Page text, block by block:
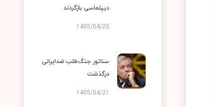
دیپلماسی بازگردند
1405/04/25
سناتور جنگ‌طلب ضدایرانی
درگذشت
1405/04/21